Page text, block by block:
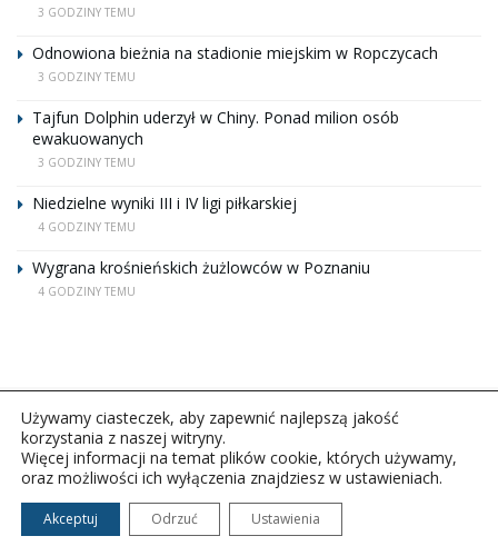
3 GODZINY TEMU
Odnowiona bieżnia na stadionie miejskim w Ropczycach
3 GODZINY TEMU
Tajfun Dolphin uderzył w Chiny. Ponad milion osób
ewakuowanych
3 GODZINY TEMU
Niedzielne wyniki III i IV ligi piłkarskiej
4 GODZINY TEMU
Wygrana krośnieńskich żużlowców w Poznaniu
4 GODZINY TEMU
Copyright © 2026Polskie Radio Rzeszów S.A. w likwidacj.
Wszelkie prawa zastrzeżone.
Używamy ciasteczek, aby zapewnić najlepszą jakość
korzystania z naszej witryny.
Więcej informacji na temat plików cookie, których używamy,
oraz możliwości ich wyłączenia znajdziesz w ustawieniach.
Akceptuj Odrzuć Ustawienia